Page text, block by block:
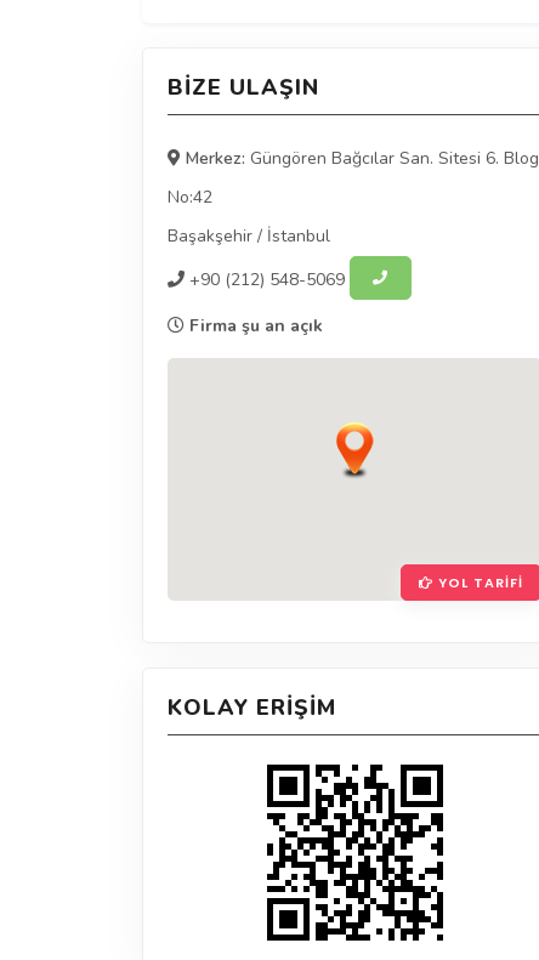
BIZE ULAŞIN
Merkez: Güngören Bağcılar San. Sitesi 6. Blog
No:42
Başakşehir / İstanbul
+90 (212) 548-5069
Firma şu an açık
YOL TARIFI
KOLAY ERIŞIM